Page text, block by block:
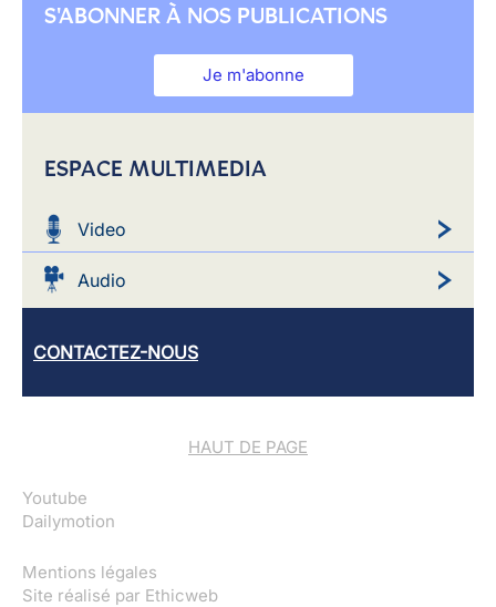
S'ABONNER À NOS PUBLICATIONS
Je m'abonne
ESPACE MULTIMEDIA
Video
Audio
CONTACTEZ-NOUS
HAUT DE PAGE
Youtube
Dailymotion
Mentions légales
Site réalisé par Ethicweb